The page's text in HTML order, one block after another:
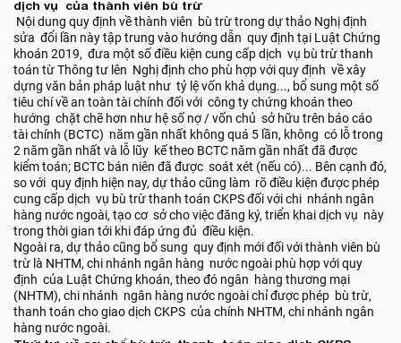
dịch vụ của thành viên bù trừ
Nội dung quy định về thành viên bù trừ trong dự thảo Nghị định
sửa đổi lần này tập trung vào hướng dẫn quy định tại Luật Chứng
khoán 2019, đưa một số điều kiện cung cấp dịch vụ bù trừ thanh
toán từ Thông tư lên Nghị định cho phù hợp với quy định về xây
dựng văn bản pháp luật như tỷ lệ vốn khả dụng..., bổ sung một số
tiêu chí về an toàn tài chính đối với công ty chứng khoán theo
hướng chặt chẽ hơn như hệ số nợ / vốn chủ sở hữu trên báo cáo
tài chính (BCTC) năm gần nhất không quá 5 lần, không có lỗ trong
2 năm gần nhất và lỗ lũy kế theo BCTC năm gần nhất đã được
kiểm toán; BCTC bán niên đã được soát xét (nếu có)... Bên cạnh đó,
so với quy định hiện nay, dự thảo cũng làm rõ điều kiện được phép
cung cấp dịch vụ bù trừ thanh toán CKPS đối với chi nhánh ngân
hàng nước ngoài, tạo cơ sở cho việc đăng ký, triển khai dịch vụ này
trong thời gian tới khi đáp ứng đủ điều kiện.
Ngoài ra, dự thảo cũng bổ sung quy định mới đối với thành viên bù
trừ là NHTM, chi nhánh ngân hàng nước ngoài phù hợp với quy
định của Luật Chứng khoán, theo đó ngân hàng thương mại
(NHTM), chi nhánh ngân hàng nước ngoài chỉ được phép bù trừ,
thanh toán cho giao dịch CKPS của chính NHTM, chi nhánh ngân
hàng nước ngoài.